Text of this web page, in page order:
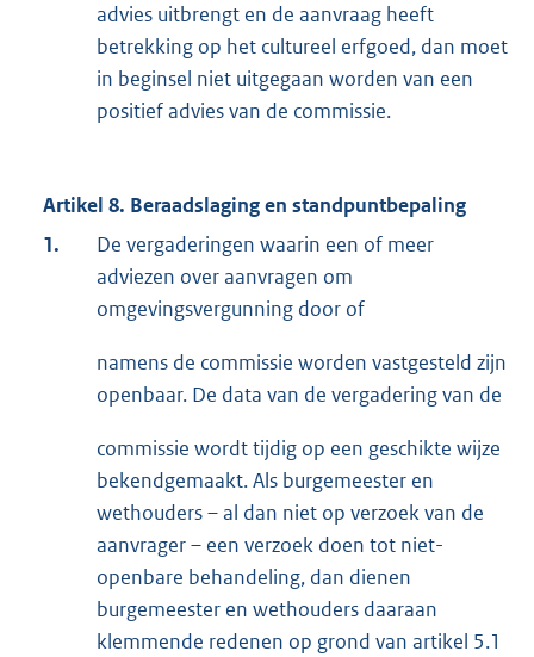
advies uitbrengt en de aanvraag heeft
betrekking op het cultureel erfgoed, dan moet
in beginsel niet uitgegaan worden van een
positief advies van de commissie.
Artikel 8. Beraadslaging en standpuntbepaling
1.
De vergaderingen waarin een of meer
adviezen over aanvragen om
omgevingsvergunning door of
namens de commissie worden vastgesteld zijn
openbaar. De data van de vergadering van de
commissie wordt tijdig op een geschikte wijze
bekendgemaakt. Als burgemeester en
wethouders – al dan niet op verzoek van de
aanvrager – een verzoek doen tot niet-
openbare behandeling, dan dienen
burgemeester en wethouders daaraan
klemmende redenen op grond van artikel 5.1